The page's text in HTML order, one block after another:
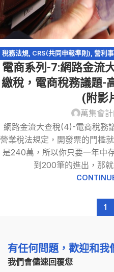
稅務法規, CRS(共同申報準則), 營利
稅捐稽徵法,網路交易課稅,網路拍賣,
電
電商系列-7:網路金流
繳稅，電商稅務議題-
(附影
萬集會
網路金流大查稅(4)-電商稅務
營業稅法規定，開發票的門檻
是240萬，所以你只要一年中
到200筆的進出，那
1
有任何問題，歡迎和我
我們會儘速回覆您